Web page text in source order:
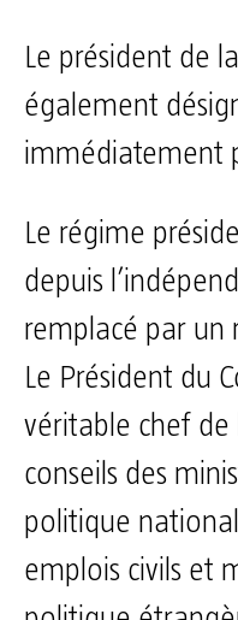
Le président de
également
immédiatement
Le régime
depuis
remplacé par un
Le Président du
véritable chef de
conseils des
politique
emplois civils et